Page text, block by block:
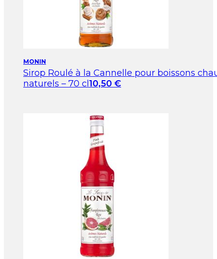
MONIN
Sirop Roulé à la Cannelle pour boissons
naturels – 70 cl 10,50 €